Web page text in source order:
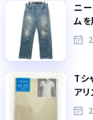
ニ
ム
Tシ
ア